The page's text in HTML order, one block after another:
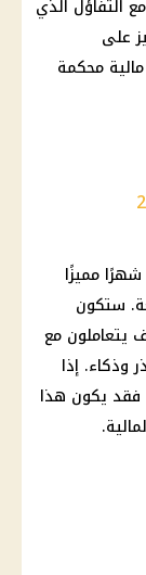
التفاؤل الذي
على
محكمة
بناءً على توقعات نجلاء قباني، يعد مايو 2025 شهرًا مميزًا
ستكون
يتعاملون مع
وذكاء. إذا
فقد يكون هذا